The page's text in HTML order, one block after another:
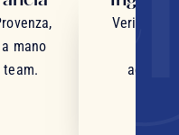
mano
team.
Veri pezzi